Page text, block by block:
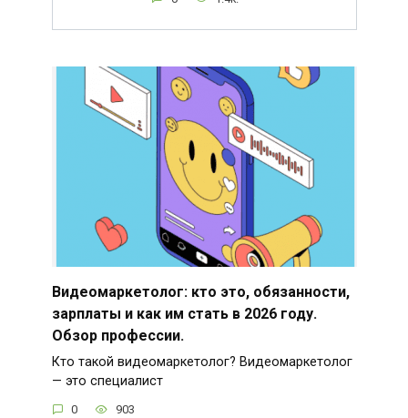
Видеомаркетолог: кто это, обязанности,
зарплаты и как им стать в 2026 году.
Обзор профессии.
Кто такой видеомаркетолог? Видеомаркетолог
— это специалист
0 903